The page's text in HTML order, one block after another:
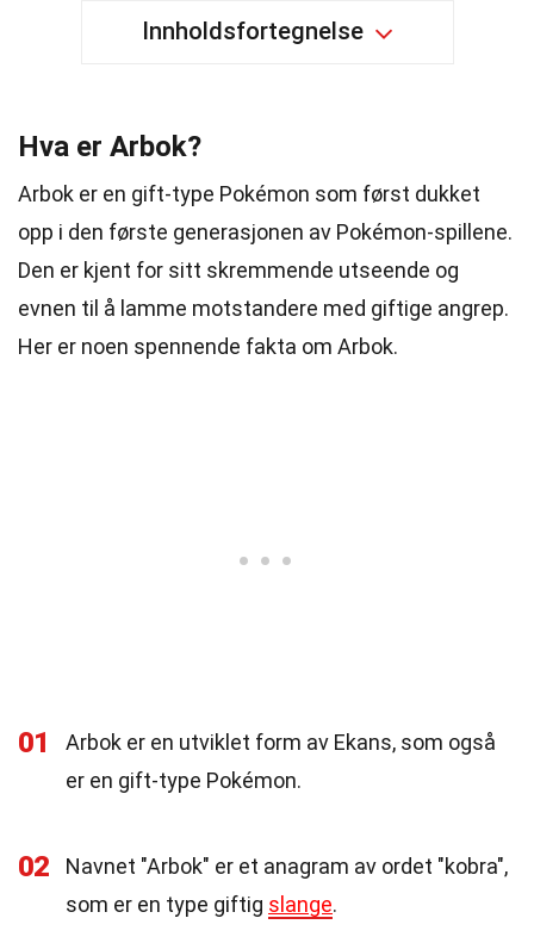
Innholdsfortegnelse
Hva er Arbok?
Arbok er en gift-type Pokémon som først dukket
opp i den første generasjonen av Pokémon-spillene.
Den er kjent for sitt skremmende utseende og
evnen til å lamme motstandere med giftige angrep.
Her er noen spennende fakta om Arbok.
01
Arbok er en utviklet form av Ekans, som også
er en gift-type Pokémon.
02
Navnet "Arbok" er et anagram av ordet "kobra",
som er en type giftig slange.